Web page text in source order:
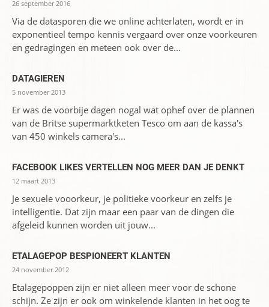
26 september 2016
Via de datasporen die we online achterlaten, wordt er in
exponentieel tempo kennis vergaard over onze voorkeuren
en gedragingen en meteen ook over de...
DATAGIEREN
5 november 2013
Er was de voorbije dagen nogal wat ophef over de plannen
van de Britse supermarktketen Tesco om aan de kassa's
van 450 winkels camera's...
FACEBOOK LIKES VERTELLEN NOG MEER DAN JE DENKT
12 maart 2013
Je sexuele vooorkeur, je politieke voorkeur en zelfs je
intelligentie. Dat zijn maar een paar van de dingen die
afgeleid kunnen worden uit jouw...
ETALAGEPOP BESPIONEERT KLANTEN
24 november 2012
Etalagepoppen zijn er niet alleen meer voor de schone
schijn. Ze zijn er ook om winkelende klanten in het oog te